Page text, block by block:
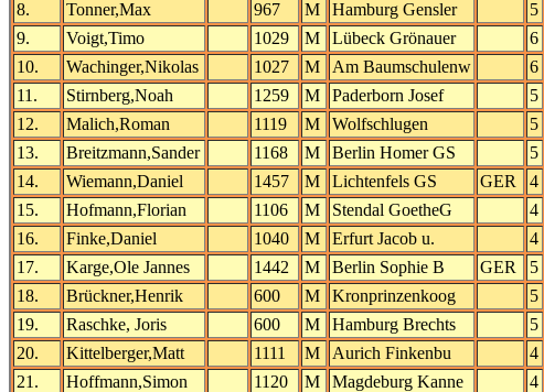
8.
Tonner,Max 967 M Hamburg Gensler 5
9.
Voigt,Timo 1029 M Lübeck Grönauer 6
10.
Wachinger,Nikolas 1027 M Am Baumschulenw 6
11.
Stirnberg,Noah 1259 M Paderborn Josef 5
12.
Malich,Roman 1119 M Wolfschlugen 5
13.
Breitzmann,Sander 1168 M Berlin Homer GS 5
14.
Wiemann,Daniel 1457 M Lichtenfels GS GER 4
15.
Hofmann,Florian 1106 M Stendal GoetheG 4
16.
Finke,Daniel 1040 M Erfurt Jacob u. 4
17.
Karge,Ole Jannes 1442 M Berlin Sophie B GER 5
18.
Brückner,Henrik 600 M Kronprinzenkoog 5
19.
Raschke, Joris 600 M Hamburg Brechts 5
20.
Kittelberger,Matt 1111 M Aurich Finkenbu 4
21.
Hoffmann,Simon 1120 M Magdeburg Kanne 4